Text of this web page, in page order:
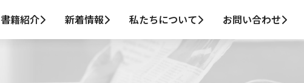
書籍紹介 新着情報 私たちについて お問い合わせ